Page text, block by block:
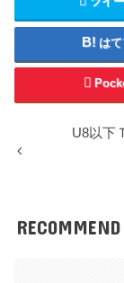
は
U8以下
RECOMMEND